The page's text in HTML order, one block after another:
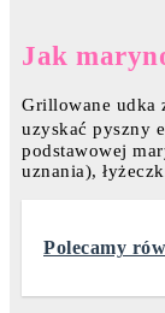
Jak
Grillowane udka
uzyskać pyszny
podstawowej
uznania),
Polecamy